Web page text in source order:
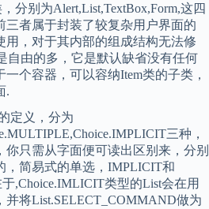
分别为Alert,List,TextBox,Form,这四
三者属于封装了较复杂用户界面的
用，对于其内部的组成结构无法修
自由的多，它是默认缺省没有任何
个容器，可以容纳Item类的子类，
.
定义，分为
三种，
只需从字面便可读出区别来，分别
，简易式的单选，IMPLICIT和
,Choice.IMLICIT类型的List会在用
并将List.SELECT_COMMAND做为